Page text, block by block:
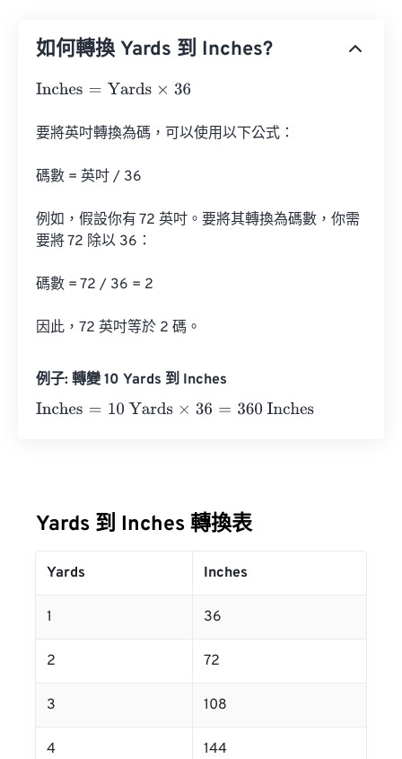
如何轉換 Yards 到 Inches?
Inches= Yards×36
要將英吋轉換為碼，可以使用以下公式：
碼數 = 英吋 / 36
例如，假設你有 72 英吋。要將其轉換為碼數，你需
要將 72 除以 36：
碼數 = 72 / 36 = 2
因此，72 英吋等於 2 碼。
例子: 轉變 10 Yards 到 Inches
Inches= 10 Yards×36= 360 Inches
Yards 到 Inches 轉換表
Yards Inches
1 36
2 72
3 108
4 144